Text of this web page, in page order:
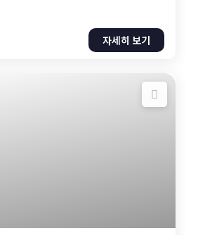
자세히 보기